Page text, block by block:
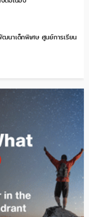
นาเด็กพิเศษ ศูนย์การเรียน